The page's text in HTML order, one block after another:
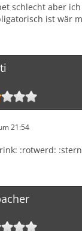
schlecht aber
ist wär
21:54
:rotwerd: